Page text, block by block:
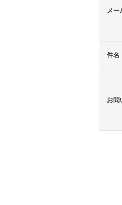
メー
件名
お問